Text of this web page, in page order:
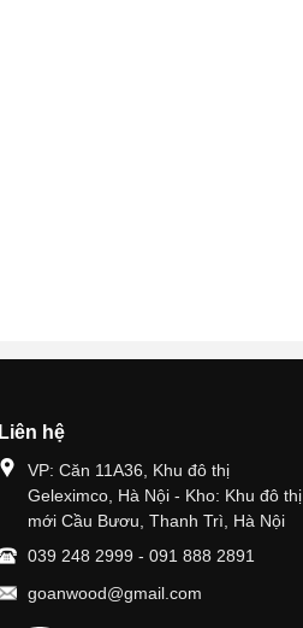
Liên hệ
VP: Căn 11A36, Khu đô thị
Geleximco, Hà Nội - Kho: Khu đô thị
mới Cầu Bươu, Thanh Trì, Hà Nội
039 248 2999 - 091 888 2891
goanwood@gmail.com